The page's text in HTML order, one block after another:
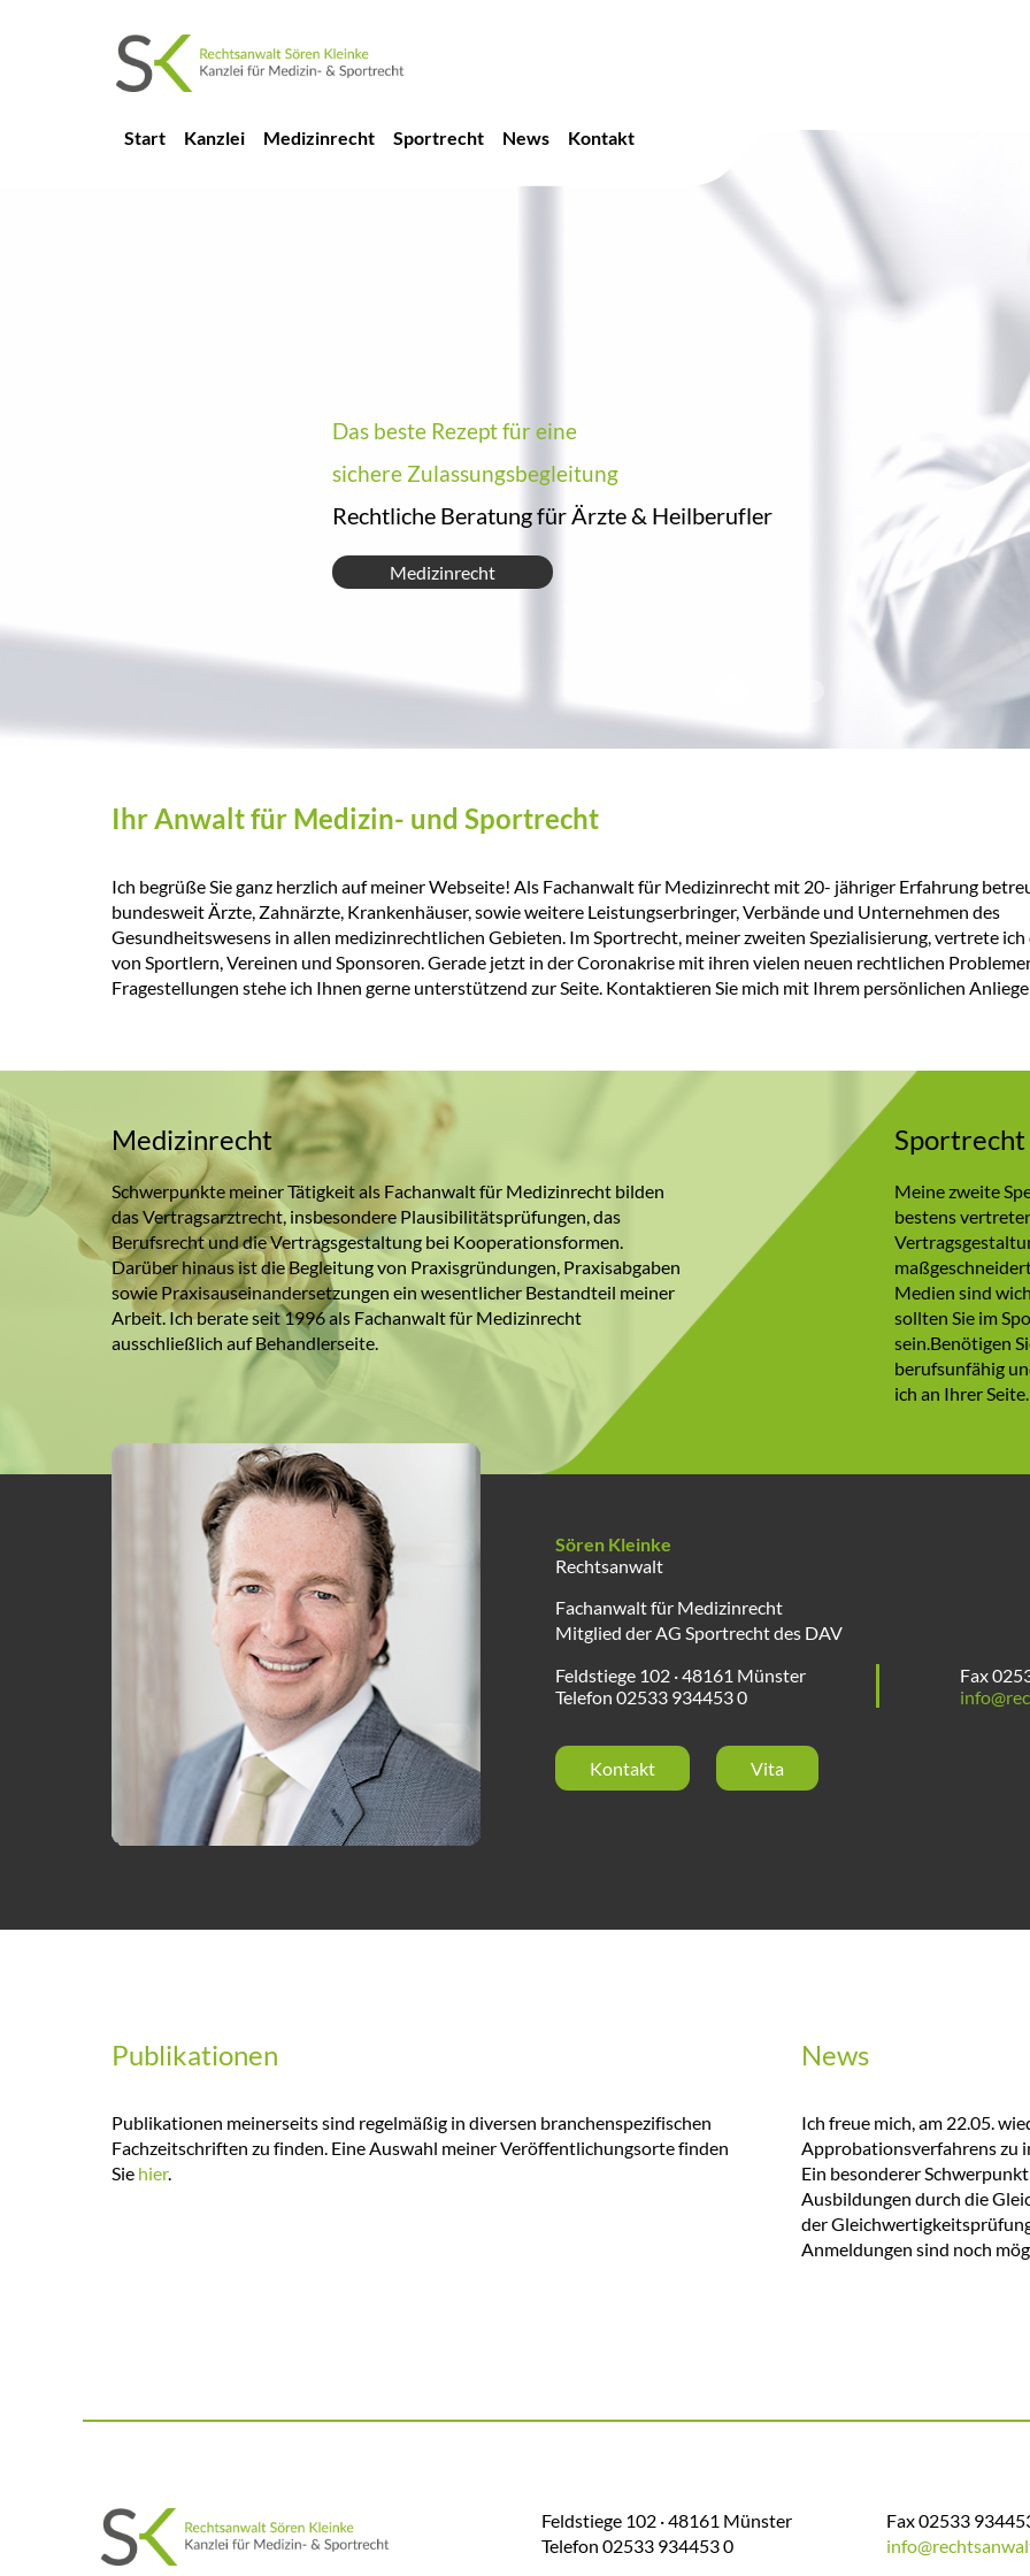
Start Kanzlei Medizinrecht Sportrecht News Kontakt
Author: ps-werbung
Das beste Rezept für eine
sichere Zulassungsbegleitung
Rechtliche Beratung für Ärzte & Heilberufler
Medizinrecht
Rechtliche Beratung für Ärzte & Heilberufler
Medizinrecht
Wird Ihr Transfer ein
Individuelle Beratung für
Sportrecht
Medizinrecht -
Medizinrecht - Rechtsanwalt -
Sportrecht -
Ihr Anwalt für Medizin- und Sportrecht
Ich begrüße Sie ganz herzlich auf meiner Webseite! Als Fachanwalt für Medizinrecht mit 20- jähriger Erfahrung
bundesweit Ärzte, Zahnärzte, Krankenhäuser, sowie weitere Leistungserbringer, Verbände und Unternehmen des
Gesundheitswesens in allen medizinrechtlichen Gebieten. Im Sportrecht, meiner zweiten Spezialisierung, vertrete ich
von Sportlern, Vereinen und Sponsoren. Gerade jetzt in der Coronakrise mit ihren vielen neuen rechtlichen
Fragestellungen stehe ich Ihnen gerne unterstützend zur Seite. Kontaktieren Sie mich mit Ihrem persönlichen
Medizinrecht
Schwerpunkte meiner Tätigkeit als Fachanwalt für Medizinrecht bilden
das Vertragsarztrecht, insbesondere Plausibilitätsprüfungen, das
Berufsrecht und die Vertragsgestaltung bei Kooperationsformen.
Darüber hinaus ist die Begleitung von Praxisgründungen, Praxisabgaben
sowie Praxisauseinandersetzungen ein wesentlicher Bestandteil meiner
Arbeit. Ich berate seit 1996 als Fachanwalt für Medizinrecht
ausschließlich auf Behandlerseite.
Sportrecht
Meine zweite
bestens
Medien sind
sollten Sie im
sein.Benötigen
berufsunfähig
ich an Ihrer Seite.
Sören Kleinke
Rechtsanwalt
Fachanwalt für Medizinrecht
Mitglied der AG Sportrecht des DAV
Feldstiege 102 · 48161 Münster
Telefon 02533 934453 0
Fax
Kontakt Vita
Publikationen
Publikationen meinerseits sind regelmäßig in diversen branchenspezifischen
Fachzeitschriften zu finden. Eine Auswahl meiner Veröffentlichungsorte finden
Sie hier.
News
Ich freue mich, am 22.05.
Approbationsverfahrens zu
Ein besonderer
Ausbildungen durch die
der
Anmeldungen sind noch
Feldstiege 102 · 48161 Münster
Telefon 02533 934453 0
Fax 02533